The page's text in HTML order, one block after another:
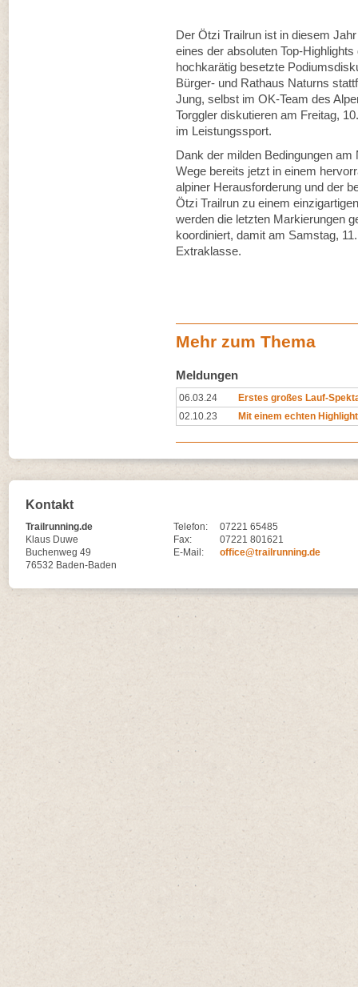
Der Ötzi Trailrun ist in diesem
eines der absoluten Top-
hochkarätig besetzte
Bürger- und Rathaus Naturns
Jung, selbst im OK-Team des
Torggler diskutieren am Freitag,
im Leistungssport.
Dank der milden Bedingungen
Wege bereits jetzt in einem
alpiner Herausforderung und der
Ötzi Trailrun zu einem
werden die letzten Markierungen
koordiniert, damit am Samstag,
Extraklasse.
Mehr zum Thema
Meldungen
06.03.24
Erstes großes Lauf-
02.10.23
Mit einem echten
Kontakt
Trailrunning.de
Klaus Duwe
Buchenweg 49
76532 Baden-Baden
Telefon:
07221 65485
Fax:
07221 801621
E-Mail:
office@trailrunning.de